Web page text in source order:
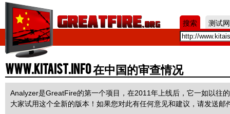
搜索 测试
www.kitaist.info 在中国的审查情况
Analyzer是GreatFire的第一个项目，在2011年上线后，它一如以往
大家试用这个全新的版本！如果您对此有任何意见和建议，请发送邮